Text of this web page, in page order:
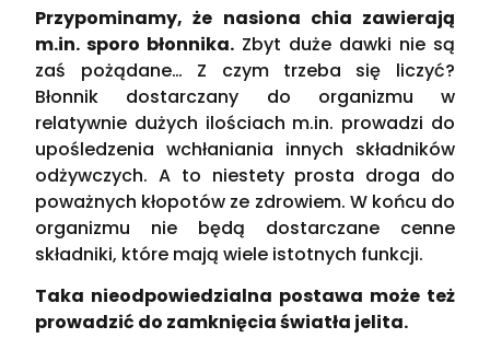
Przypominamy, że nasiona chia zawierają
m.in. sporo błonnika. Zbyt duże dawki nie są
zaś pożądane… Z czym trzeba się liczyć?
Błonnik dostarczany do organizmu w
relatywnie dużych ilościach m.in. prowadzi do
upośledzenia wchłaniania innych składników
odżywczych. A to niestety prosta droga do
poważnych kłopotów ze zdrowiem. W końcu do
organizmu nie będą dostarczane cenne
składniki, które mają wiele istotnych funkcji.
Taka nieodpowiedzialna postawa może też
prowadzić do zamknięcia światła jelita.